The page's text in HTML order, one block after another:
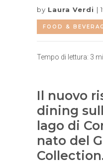
by Laura Verdi
FOOD &
Tempo di lettura: 3
Il nuovo
dining
lago di
nato del